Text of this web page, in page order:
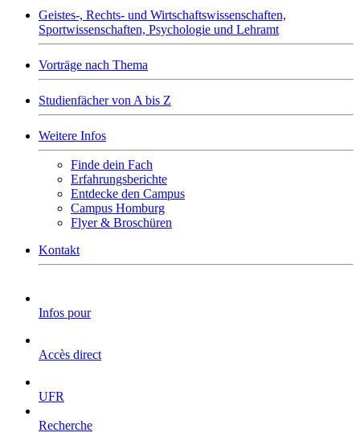
Geistes-, Rechts- und Wirtschaftswissenschaften,
Sportwissenschaften, Psychologie und Lehramt
Vorträge nach Thema
Studienfächer von A bis Z
Weitere Infos
Finde dein Fach
Erfahrungsberichte
Entdecke den Campus
Campus Homburg
Flyer & Broschüren
Kontakt
Infos pour
Accès direct
UFR
Recherche